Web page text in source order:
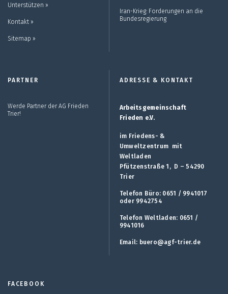
Unterstützen ››
Kontakt ››
Sitemap ››
Iran-Krieg: Forderungen an die
Bundesregierung
PARTNER
Werde Partner der AG Frieden
Trier!
ADRESSE & KONTAKT
Arbeitsgemeinschaft
Frieden e.V.
im Friedens- &
Umweltzentrum mit
Weltladen
Pfützenstraße 1, D – 54290
Trier
Telefon Büro: 0651 / 9941017
oder 9942754
Telefon Weltladen: 0651 /
9941016
Email: buero@agf-trier.de
FACEBOOK